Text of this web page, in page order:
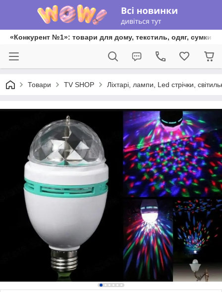
«Конкурент №1»: товари для дому, текстиль, одяг, сумки
Товари TV SHOP Ліхтарі, лампи, Led стрічки,